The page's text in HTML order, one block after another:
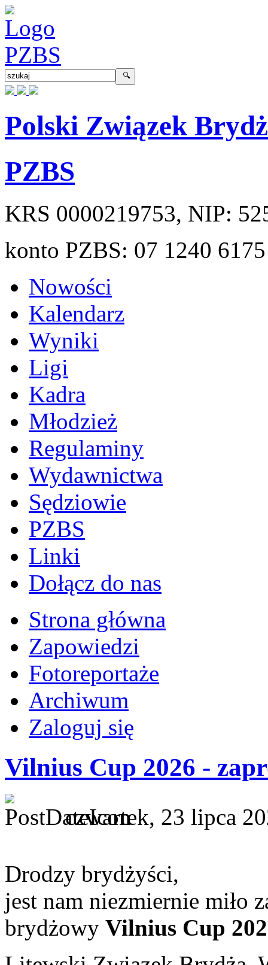
Polski Związek
PZBS
KRS 0000219753, NIP:
konto PZBS: 07 1240
Nowości
Kalendarz
Wyniki
Ligi
Kadra
Młodzież
Regulaminy
Wydawnictwa
Sędziowie
PZBS
Linki
Dołącz do nas
Strona główna
Zapowiedzi
Fotoreportaże
Archiwum
Zaloguj się
Vilnius Cup 2026 -
czwartek, 23 lipca
Drodzy brydżyści,
jest nam niezmiernie miło
brydżowy Vilnius Cup